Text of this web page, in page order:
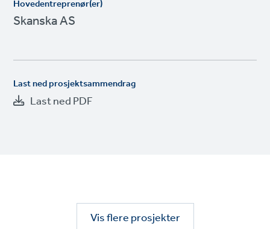
Hovedentreprenør(er)
Skanska AS
Last ned prosjektsammendrag
Last ned PDF
Vis flere prosjekter